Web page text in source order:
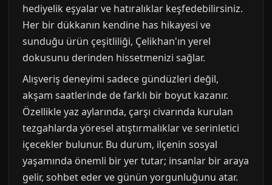
hediyelik eşyalar ve hatıralıklar keşfedebilirsiniz.
Her bir dükkanın kendine has hikayesi ve
sunduğu ürün çeşitliliği, Çelikhan'ın yerel
dokusunu derinden hissetmenizi sağlar.
Alışveriş deneyimi sadece gündüzleri değil,
akşam saatlerinde de farklı bir boyut kazanır.
Özellikle yaz aylarında, çarşı civarında kurulan
tezgahlarda yöresel atıştırmalıklar ve serinletici
içecekler bulunur. Bu durum, ilçenin sosyal
yaşamında önemli bir yer tutar; insanlar bir araya
gelir, sohbet eder ve günün yorgunluğunu atar.